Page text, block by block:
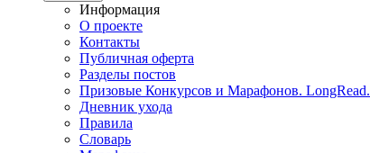
Информация
О проекте
Контакты
Публичная оферта
Разделы постов
Призовые Конкурсов и Марафонов. LongRead.
Дневник ухода
Правила
Словарь